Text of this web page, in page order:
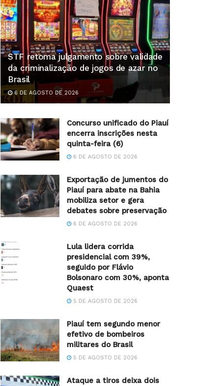
STF retoma julgamento sobre validade
da criminalização de jogos de azar no
Brasil
6 DE AGOSTO DE 2026
Concurso unificado do Piauí
encerra inscrições nesta
quinta-feira (6)
6 DE AGOSTO DE 2026
Exportação de jumentos do
Piauí para abate na Bahia
mobiliza setor e gera
debates sobre preservação
6 DE AGOSTO DE 2026
Lula lidera corrida
presidencial com 39%,
seguido por Flávio
Bolsonaro com 30%, aponta
Quaest
5 DE AGOSTO DE 2026
Piauí tem segundo menor
efetivo de bombeiros
militares do Brasil
5 DE AGOSTO DE 2026
Ataque a tiros deixa dois